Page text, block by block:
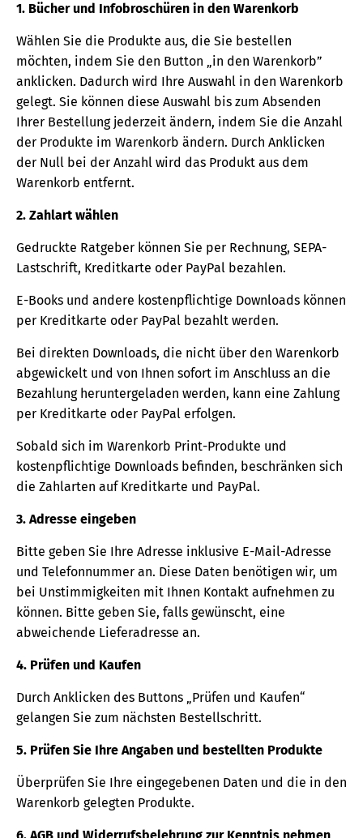
1. Bücher und Infobroschüren in den Warenkorb
Wählen Sie die Produkte aus, die Sie bestellen
möchten, indem Sie den Button „in den Warenkorb”
anklicken. Dadurch wird Ihre Auswahl in den Warenkorb
gelegt. Sie können diese Auswahl bis zum Absenden
Ihrer Bestellung jederzeit ändern, indem Sie die Anzahl
der Produkte im Warenkorb ändern. Durch Anklicken
der Null bei der Anzahl wird das Produkt aus dem
Warenkorb entfernt.
2. Zahlart wählen
Gedruckte Ratgeber können Sie per Rechnung, SEPA-
Lastschrift, Kreditkarte oder PayPal bezahlen.
E-Books und andere kostenpflichtige Downloads können
per Kreditkarte oder PayPal bezahlt werden.
Bei direkten Downloads, die nicht über den Warenkorb
abgewickelt und von Ihnen sofort im Anschluss an die
Bezahlung heruntergeladen werden, kann eine Zahlung
per Kreditkarte oder PayPal erfolgen.
Sobald sich im Warenkorb Print-Produkte und
kostenpflichtige Downloads befinden, beschränken sich
die Zahlarten auf Kreditkarte und PayPal.
3. Adresse eingeben
Bitte geben Sie Ihre Adresse inklusive E-Mail-Adresse
und Telefonnummer an. Diese Daten benötigen wir, um
bei Unstimmigkeiten mit Ihnen Kontakt aufnehmen zu
können. Bitte geben Sie, falls gewünscht, eine
abweichende Lieferadresse an.
4. Prüfen und Kaufen
Durch Anklicken des Buttons „Prüfen und Kaufen“
gelangen Sie zum nächsten Bestellschritt.
5. Prüfen Sie Ihre Angaben und bestellten Produkte
Überprüfen Sie Ihre eingegebenen Daten und die in den
Warenkorb gelegten Produkte.